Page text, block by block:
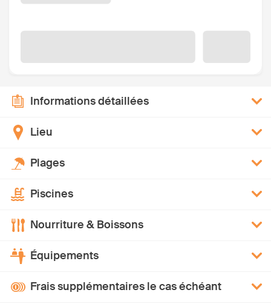
Informations détaillées
Lieu
Plages
Piscines
Nourriture & Boissons
Équipements
Frais supplémentaires le cas échéant